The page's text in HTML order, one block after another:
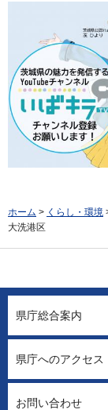
ホーム > くらし・環境
大洗港区
県庁総合案内
県庁へのアクセス
お問い合わせ